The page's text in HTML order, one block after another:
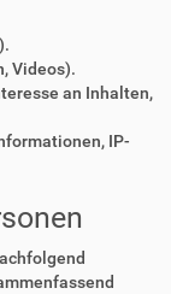
Videos).
an Inhalten,
IP-